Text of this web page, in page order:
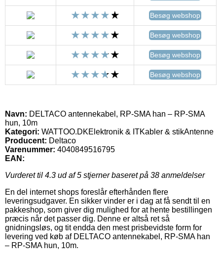
Besøg webshop
Besøg webshop
Besøg webshop
Besøg webshop
Navn: DELTACO antennekabel, RP-SMA han – RP-SMA
hun, 10m
Kategori: WATTOO.DKElektronik & ITKabler & stikAntenne
Producent: Deltaco
Varenummer: 4040849516795
EAN:
Vurderet til 4.3 ud af 5 stjerner baseret på 38 anmeldelser
En del internet shops foreslår efterhånden flere
leveringsudgaver. En sikker vinder er i dag at få sendt til en
pakkeshop, som giver dig mulighed for at hente bestillingen
præcis når det passer dig. Denne er altså ret så
gnidningsløs, og tit endda den mest prisbevidste form for
levering ved køb af DELTACO antennekabel, RP-SMA han
– RP-SMA hun, 10m.